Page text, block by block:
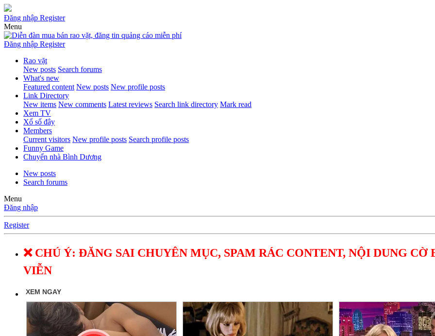
Đăng nhập Register
Menu
Đăng nhập Register
Rao vặt
New posts Search forums
What's new
Featured content New posts New profile posts
Link Directory
New items New comments Latest reviews Search link directory Mark read
Xem TV
Xổ số đây
Members
Current visitors New profile posts Search profile posts
Funny Game
Chuyển nhà Bình Dương
New posts
Search forums
Menu
Đăng nhập
Register
❌ CHÚ Ý: ĐĂNG SAI CHUYÊN MỤC, SPAM RÁC CONTENT, NỘI DUNG
VIỄN